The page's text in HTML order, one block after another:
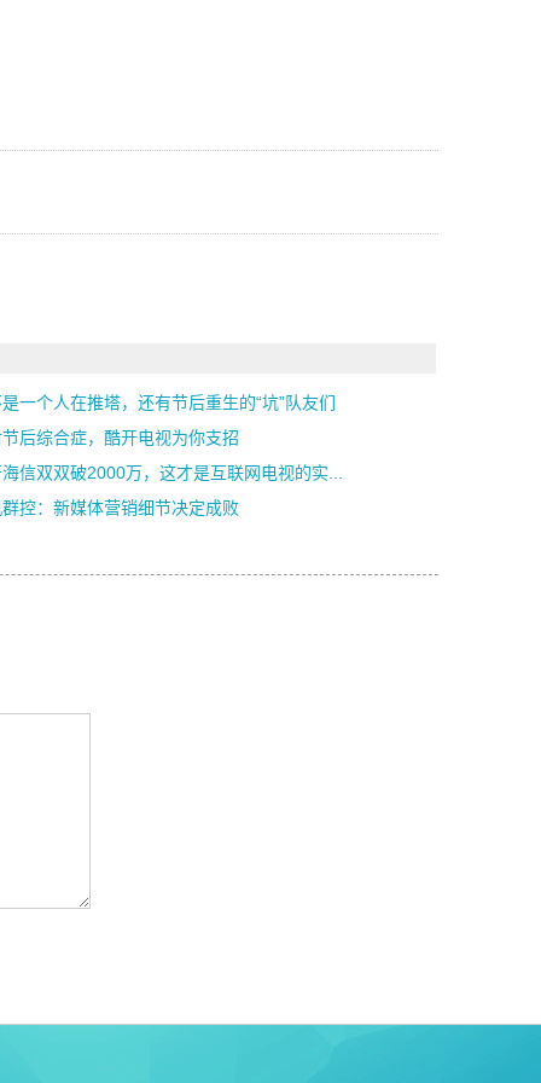
一个人在推塔，还有节后重生的“坑”队友们
后综合症，酷开电视为你支招
信双双破2000万，这才是互联网电视的实...
控：新媒体营销细节决定成败